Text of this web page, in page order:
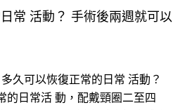
常 活動？ 手術後兩週就可以
久可以恢復正常的日常 活動？
的日常活 動，配戴頸圈二至四